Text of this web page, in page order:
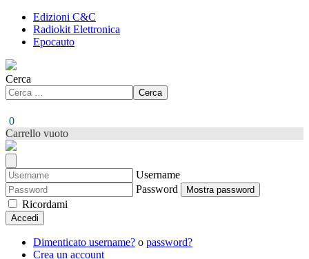
Edizioni C&C
Radiokit Elettronica
Epocauto
Cerca
Cerca
0
Carrello vuoto
Username
Password
Mostra password
Ricordami
Accedi
Dimenticato username? o password?
Crea un account